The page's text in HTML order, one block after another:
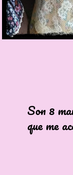
Son 8
que me